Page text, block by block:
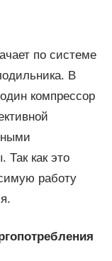
по системе
В
компрессор
Так как это
работу